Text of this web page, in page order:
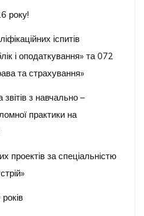
року!
іспитів
і оподаткування» та 072
та страхування»
з навчально –
практики на
проектів за спеціальністю